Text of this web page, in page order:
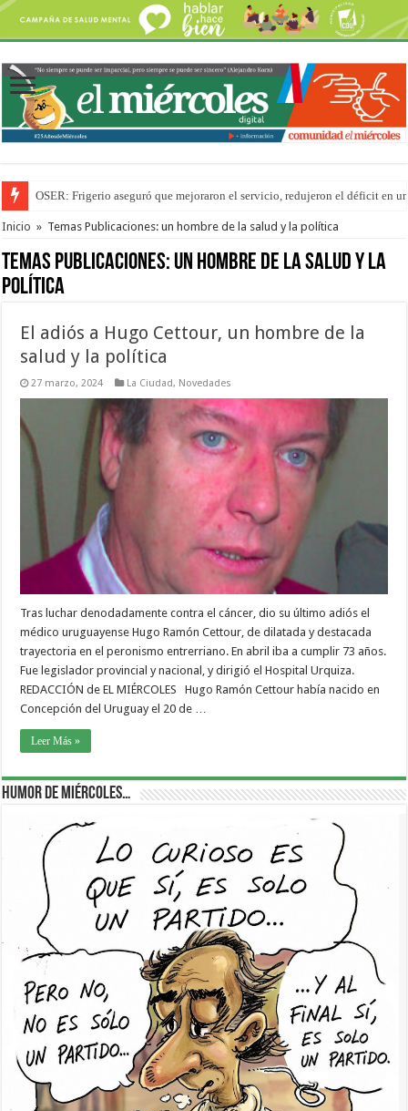
OSER: Frigerio aseguró que mejoraron el servicio, redujeron el déficit en
La Justicia suspende los ultraprocesados en las viandas escolares de Entre
Inicio » Temas Publicaciones: un hombre de la salud y la política
Temas Publicaciones: un hombre de la salud y la
política
El adiós a Hugo Cettour, un hombre de la
salud y la política
27 marzo, 2024 La Ciudad, Novedades
Tras luchar denodadamente contra el cáncer, dio su último adiós el
médico uruguayense Hugo Ramón Cettour, de dilatada y destacada
trayectoria en el peronismo entrerriano. En abril iba a cumplir 73 años.
Fue legislador provincial y nacional, y dirigió el Hospital Urquiza.
REDACCIÓN de EL MIÉRCOLES Hugo Ramón Cettour había nacido en
Concepción del Uruguay el 20 de …
Leer Más »
Humor de Miércoles…